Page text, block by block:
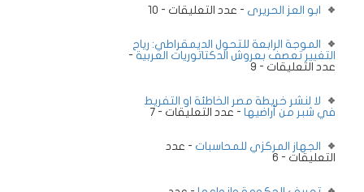
ابو العز الحريرى - عدد التعليقات - 10
الموجة الرابعة للتحول الديمقراطي: رياح
التغيير تعصف بعروش الدكتاتوريات العربية -
عدد التعليقات - 9
لا لنشر خريطة مصر الخاطئة او التفريط
في شبر من أراضيها - عدد التعليقات - 7
الجهاز المركزي للمحاسبات - عدد
التعليقات - 6